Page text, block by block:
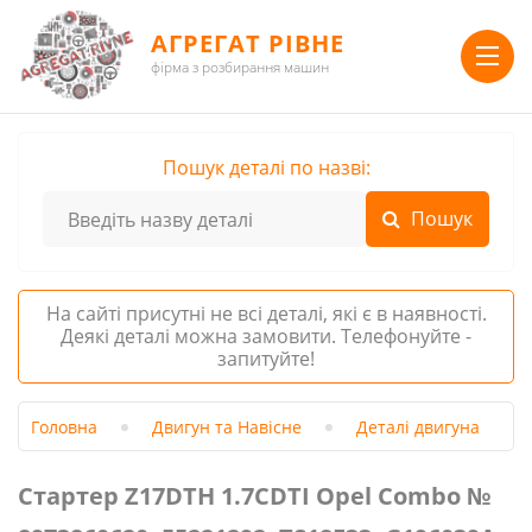
АГРЕГАТ РІВНЕ
фірма з розбирання машин
Пошук деталі по назві:
На сайті присутні не всі деталі, які є в наявності.
Деякі деталі можна замовити. Телефонуйте -
запитуйте!
Головна Двигун та Навісне Деталі двигуна
Стартер Z17DTH 1.7CDTI Opel Сombo №